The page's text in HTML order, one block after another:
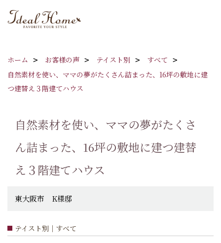
ホーム お客様の声 テイスト別
すべて
自然素材を使い、ママの夢がたくさん詰まった、16坪の敷地に建
つ建替え３階建てハウス
自然素材を使い、ママの夢がたくさ
ん詰まった、16坪の敷地に建つ建替
え３階建てハウス
東大阪市 K様邸
テイスト別｜すべて